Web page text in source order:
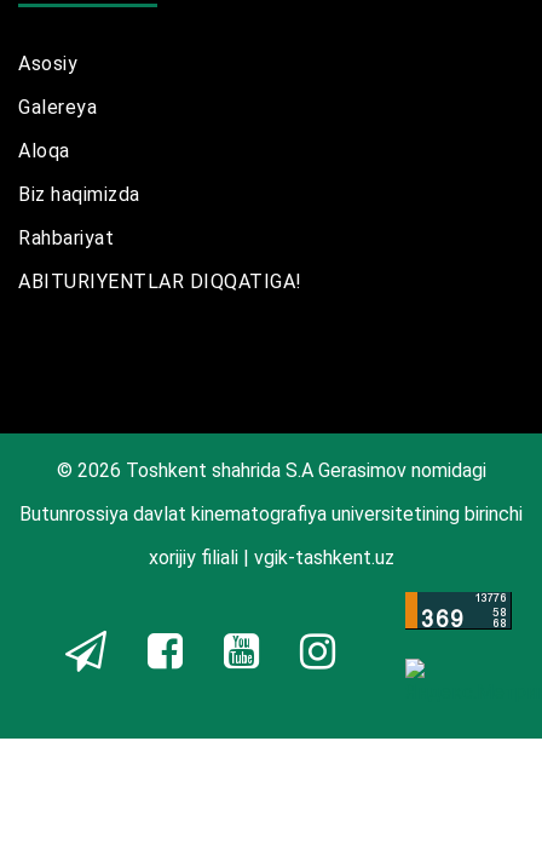
Asosiy
Galereya
Aloqa
Biz haqimizda
Rahbariyat
ABITURIYENTLAR DIQQATIGA!
© 2026 Toshkent shahrida S.A Gerasimov nomidagi
Butunrossiya davlat kinematografiya universitetining birinchi
xorijiy filiali | vgik-tashkent.uz